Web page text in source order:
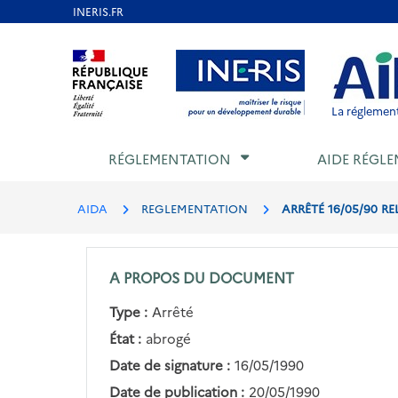
Aller au contenu Aller au menu Aller au
La
RÉGLEMENTATION AIDE
AIDA REGLEMENTATION ARRÊTÉ 16/05/90
A PROPOS DU DOCUMENT
Type : Arrêté
État : abrogé
Date de signature : 16/05/1990
Date de publication : 20/05/1990